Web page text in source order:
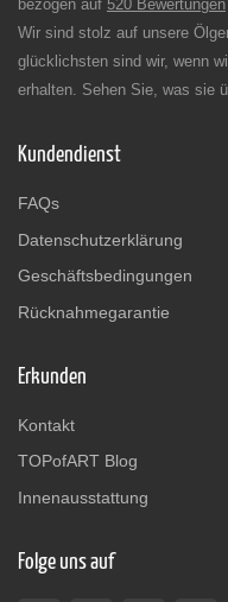
bezogen auf 520 Bewertungen
Wir sind stolz auf unsere
glücklichsten sind wir, wenn
erhalten. Sehen Sie, was sie
Kundendienst
FAQs
Datenschutzerklärung
Geschäftsbedingungen
Rücknahmegarantie
Erkunden
Kontakt
TOPofART Blog
Innenausstattung
Folge uns auf